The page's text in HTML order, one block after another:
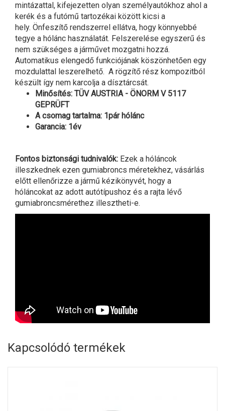
mintázattal, kifejezetten olyan személyautókhoz ahol a
kerék és a futómű tartozékai között kicsi a
hely. Önfeszítő rendszerrel ellátva, hogy könnyebbé
tegye a hólánc használatát. Felszerelése egyszerű és
nem szükséges a járművet mozgatni hozzá.
Automatikus elengedő funkciójának köszönhetően egy
mozdulattal leszerelhető. A rögzítő rész kompozitból
készült így nem karcolja a dísztárcsát.
Minősítés: TÜV AUSTRIA - ÖNORM V 5117
GEPRÜFT
A csomag tartalma: 1pár hólánc
Garancia: 1év
Fontos biztonsági tudnivalók: Ezek a hóláncok
illeszkednek ezen gumiabroncs méretekhez, vásárlás
előtt ellenőrizze a jármű kézikönyvét, hogy a
hóláncokat az adott autótípushoz és a rajta lévő
gumiabroncsmérethez illesztheti-e.
Kapcsolódó termékek